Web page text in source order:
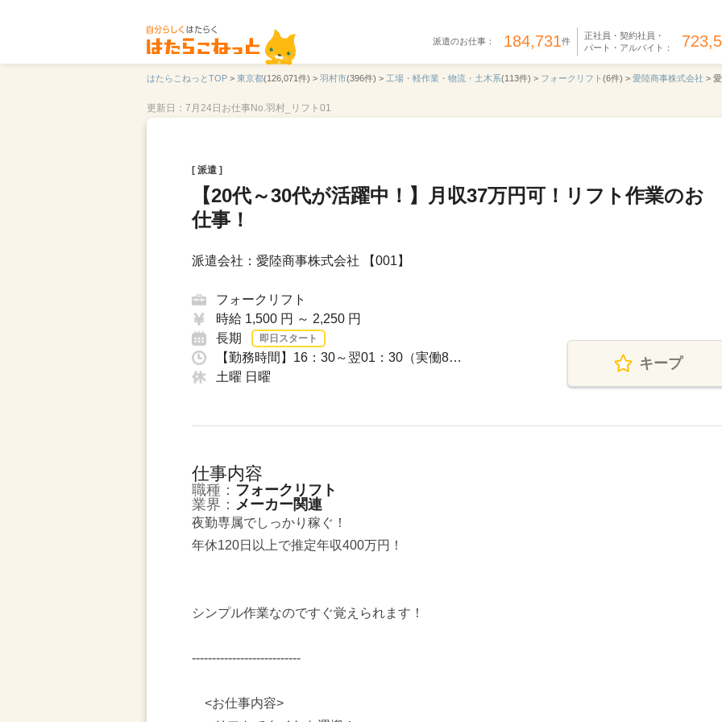
派遣のお仕事： 184,731件
正社員・契約社員・
パート・アルバイト：
はたらこねっとTOP > 東京都(126,071件) > 羽村市(396件) > 工場・軽作業・物流・土木系(113件) > フォークリフト (6件) > 愛陸商事株式会社 >
更新日：7月24日 お仕事No.羽村_リフト01
[ 派遣 ]
【20代～30代が活躍中！】月収37万円可！リフト作業のお
仕事！
派遣会社：愛陸商事株式会社 【001】
フォークリフト
時給 1,500 円 ～ 2,250 円
長期
即日スタート
【勤務時間】16：30～翌01：30（実働8…
土曜 日曜
キープ
仕事内容
職種： フォークリフト
業界： メーカー関連
夜勤専属でしっかり稼ぐ！
年休120日以上で推定年収400万円！
シンプル作業なのですぐ覚えられます！
---------------------------
<お仕事内容>